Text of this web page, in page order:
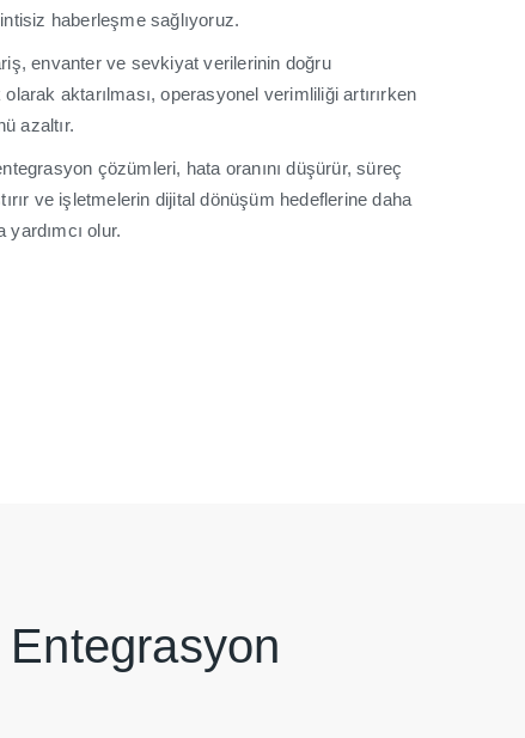
haberleşme sağlıyoruz.
envanter ve sevkiyat verilerinin doğru
aktarılması, operasyonel verimliliği artırırken
azaltır.
çözümleri, hata oranını düşürür, süreç
ve işletmelerin dijital dönüşüm hedeflerine daha
yardımcı olur.